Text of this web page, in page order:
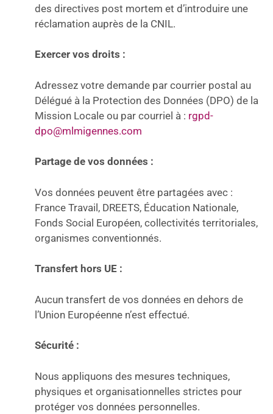
des directives post mortem et d’introduire une
réclamation auprès de la CNIL.
Exercer vos droits :
Adressez votre demande par courrier postal au
Délégué à la Protection des Données (DPO) de la
Mission Locale ou par courriel à : rgpd-
dpo@mlmigennes.com
Partage de vos données :
Vos données peuvent être partagées avec :
France Travail, DREETS, Éducation Nationale,
Fonds Social Européen, collectivités territoriales,
organismes conventionnés.
Transfert hors UE :
Aucun transfert de vos données en dehors de
l’Union Européenne n’est effectué.
Sécurité :
Nous appliquons des mesures techniques,
physiques et organisationnelles strictes pour
protéger vos données personnelles.